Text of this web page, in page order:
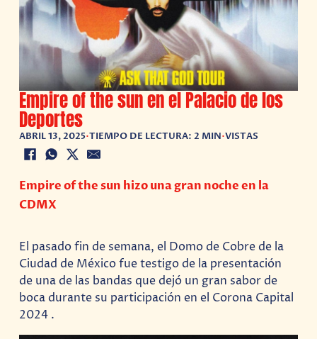
Empire of the sun en el Palacio de los
Deportes
ABRIL 13, 2025•TIEMPO DE LECTURA: 2 MIN•VISTAS
Empire of the sun hizo una gran noche en la
CDMX
El pasado fin de semana, el Domo de Cobre de la
Ciudad de México fue testigo de la presentación
de una de las bandas que dejó un gran sabor de
boca durante su participación en el Corona Capital
2024 .